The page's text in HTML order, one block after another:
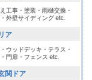
工事・塗装・雨樋交換・
外壁サイディング etc.
ア
ウッドデッキ・テラス・
門扉・フェンス etc.
関ドア